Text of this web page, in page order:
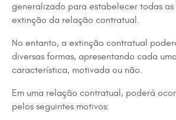
generalizado para estabelecer todas as
extinção da relação contratual.
No entanto, a extinção contratual
diversas formas, apresentando cada
característica, motivada ou não.
Em uma relação contratual, poderá
pelos seguintes motivos: